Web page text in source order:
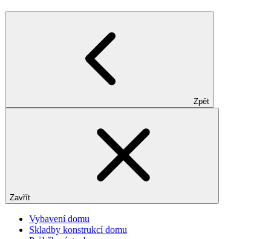
Zpět
Zavřít
Vybavení domu
Skladby konstrukcí domu